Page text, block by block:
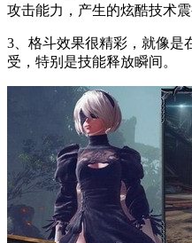
攻击能力，产生的炫酷技术震
3、格斗效果很精彩，就像是
受，特别是技能释放瞬间。